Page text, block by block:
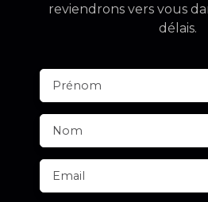
reviendrons vers vous
délais.
Prénom
Nom
Email